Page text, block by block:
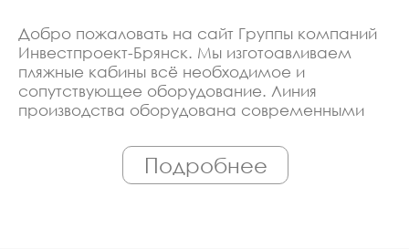
Добро пожаловать на сайт Группы компаний
Инвестпроект-Брянск. Мы изготоавливаем
пляжные кабины всё необходимое и
сопутствующее оборудование. Линия
производства оборудована современными
квалифицированный персонал. Поэтому Вы
всегда можете рассчитывать на
исключительно высокую надёжность.
Подробнее